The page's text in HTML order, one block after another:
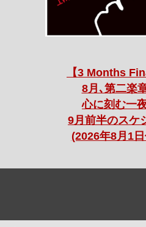
【3 Months
8月､第二楽
心に刻む一
9月前半のスケ
(2026年8月1